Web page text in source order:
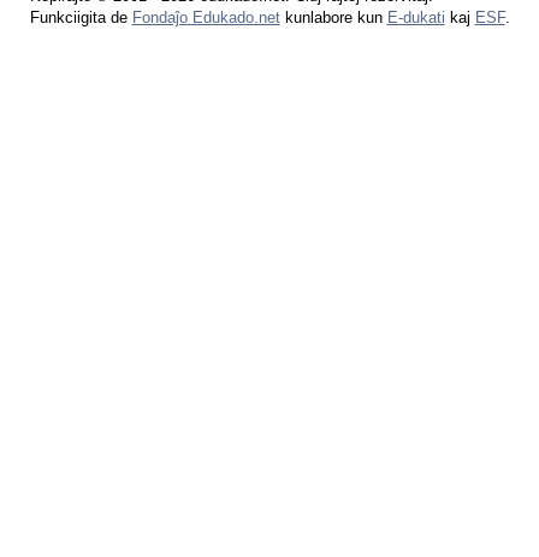
Funkciigita de Fondaĵo Edukado.netkunlabore kun E-dukati kaj ESF.